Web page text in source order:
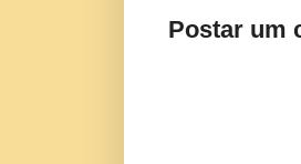
Postar um